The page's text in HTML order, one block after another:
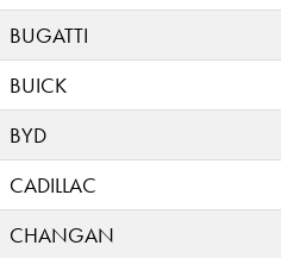
BUGATTI
BUICK
BYD
CADILLAC
CHANGAN